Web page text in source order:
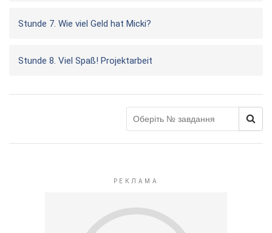
Stunde 7. Wie viel Geld hat Micki?
Stunde 8. Viel Spaß! Projektarbeit